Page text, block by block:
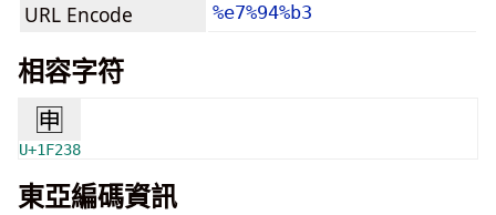
URL Encode %e7%94%b3
相容字符
🈸
U+1F238
東亞編碼資訊